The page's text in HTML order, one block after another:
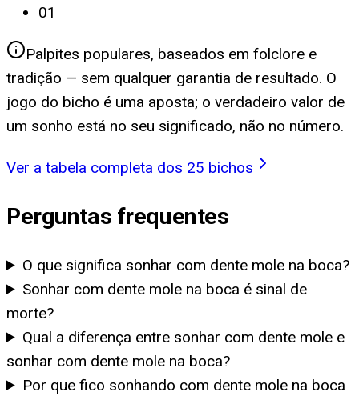
01
Palpites populares, baseados em folclore e
tradição — sem qualquer garantia de resultado. O
jogo do bicho é uma aposta; o verdadeiro valor de
um sonho está no seu significado, não no número.
Ver a tabela completa dos 25 bichos
Perguntas frequentes
O que significa sonhar com dente mole na boca?
Sonhar com dente mole na boca é sinal de
morte?
Qual a diferença entre sonhar com dente mole e
sonhar com dente mole na boca?
Por que fico sonhando com dente mole na boca